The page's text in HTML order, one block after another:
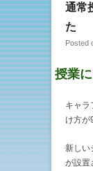
通常
た
Posted
授業
キャラ
け方が
新しい
が設置